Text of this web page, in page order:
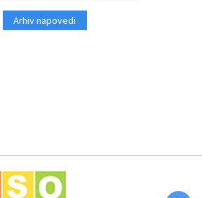
Arhiv napovedi